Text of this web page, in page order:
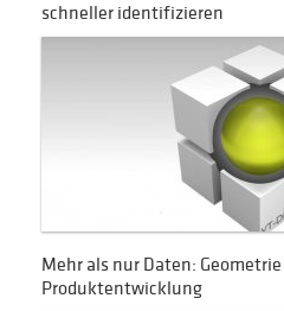
schneller identifizieren
Mehr als nur Daten:
Produktentwicklung